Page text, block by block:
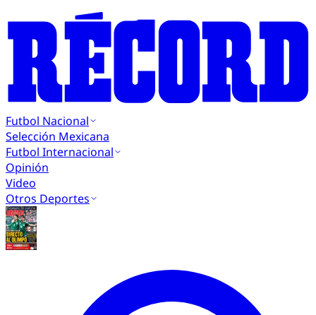
Futbol Nacional
Selección Mexicana
Futbol Internacional
Opinión
Video
Otros Deportes